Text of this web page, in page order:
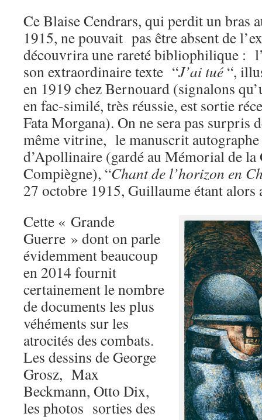
Ce Blaise Cendrars, qui perdit un bras
1915, ne pouvait pas être absent de
découvrira une rareté bibliophilique :
son extraordinaire texte “J’ai tué “,
en 1919 chez Bernouard (signalons
en fac-similé, très réussie, est sortie
Fata Morgana). On ne sera pas surpris
même vitrine, le manuscrit autographe
d’Apollinaire (gardé au Mémorial de
Compiègne), “Chant de l’horizon en
27 octobre 1915, Guillaume étant alors
Cette « Grande
Guerre » dont on parle
évidemment beaucoup
en 2014 fournit
certainement le nombre
de documents les plus
véhéments sur les
atrocités des combats.
Les dessins de George
Grosz, Max
Beckmann, Otto Dix,
les photos sorties des